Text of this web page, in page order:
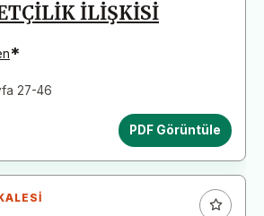
İLİŞKİSİ
*
27-46
PDF Görüntüle